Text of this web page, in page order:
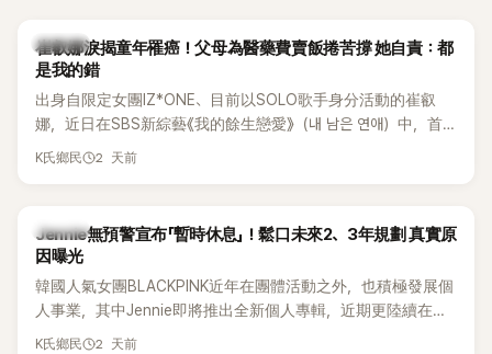
K-POP
崔叡娜淚揭童年罹癌！父母為醫藥費賣飯捲苦撐 她自責：都
是我的錯
出身自限定女團IZ*ONE、目前以SOLO歌手身分活動的崔叡
娜，近日在SBS新綜藝《我的餘生戀愛》（내 남은 연애）中，首
度談起自己幼年罹患小兒癌的經歷，回憶起父母為了籌措醫療
K氏鄉民 2 天前
K-POP
Jennie無預警宣布「暫時休息」！鬆口未來2、3年規劃 真實原
因曝光
韓國人氣女團BLACKPINK近年在團體活動之外，也積極發展個
人事業，其中Jennie即將推出全新個人專輯，近期更陸續在演
出中搶先公開新歌，引發粉絲高度期待。不過，她近日受訪時
K氏鄉民 2 天前